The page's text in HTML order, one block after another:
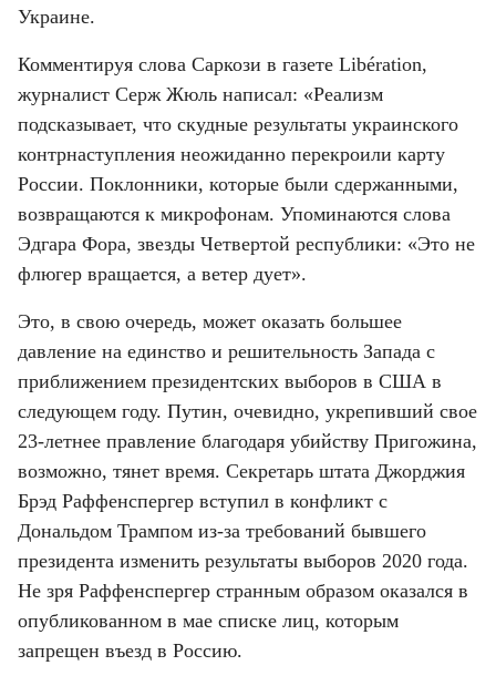
Украине.
Комментируя слова Саркози в газете Libération,
журналист Серж Жюль написал: «Реализм
подсказывает, что скудные результаты украинского
контрнаступления неожиданно перекроили карту
России. Поклонники, которые были сдержанными,
возвращаются к микрофонам. Упоминаются слова
Эдгара Фора, звезды Четвертой республики: «Это не
флюгер вращается, а ветер дует».
Это, в свою очередь, может оказать большее
давление на единство и решительность Запада с
приближением президентских выборов в США в
следующем году. Путин, очевидно, укрепивший свое
23-летнее правление благодаря убийству Пригожина,
возможно, тянет время. Секретарь штата Джорджия
Брэд Раффенспергер вступил в конфликт с
Дональдом Трампом из-за требований бывшего
президента изменить результаты выборов 2020 года.
Не зря Раффенспергер странным образом оказался в
опубликованном в мае списке лиц, которым
запрещен въезд в Россию.